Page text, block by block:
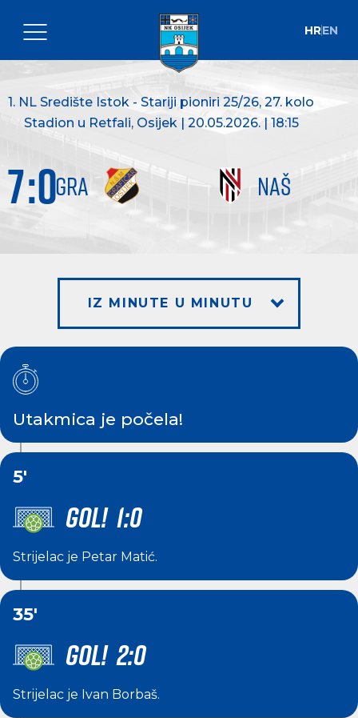
HREN
1. NL Središte Istok - Stariji pioniri 25/26, 27. kolo
Stadion u Retfali, Osijek | 20.05.2026. | 18:15
GRA NAŠ
7:0
IZ MINUTE U MINUTU
Utakmica je počela!
5'
GOL! 1:0
Strijelac je Petar Matić.
35'
GOL! 2:0
Strijelac je Ivan Borbaš.